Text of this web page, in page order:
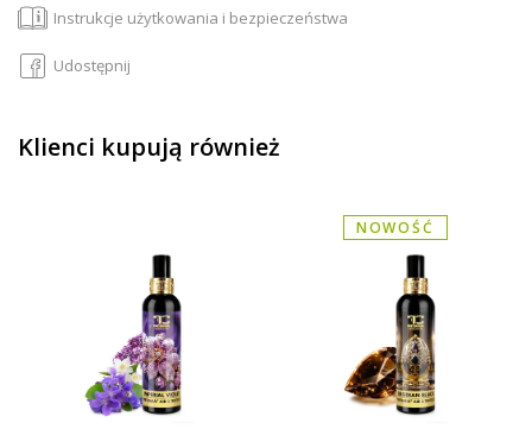
Instrukcje użytkowania i bezpieczeństwa
Udostępnij
Klienci kupują również
NOWOŚĆ